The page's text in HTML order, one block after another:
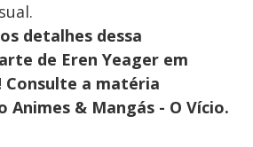
detalhes dessa
de Eren Yeager em
a matéria
Animes & Mangás - O Vício.